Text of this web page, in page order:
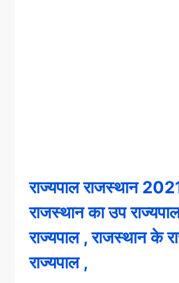
राज्यपाल राजस्थान
राजस्थान का उप
राज्यपाल , राजस्थान के
राज्यपाल ,